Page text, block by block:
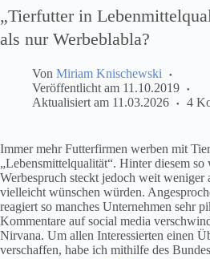
„Tierfutter in
als nur Werbeblabla?
Von Miriam Knischewski
Veröffentlicht am 11.10.2019
Aktualisiert am 11.03.2026 4
Immer mehr Futterfirmen werben mit
„Lebensmittelqualität“. Hinter diesem
Werbespruch steckt jedoch weit weniger
vielleicht wünschen würden.
reagiert so manches Unternehmen sehr
Kommentare auf social media
Nirvana. Um allen Interessierten einen
verschaffen, habe ich mithilfe des